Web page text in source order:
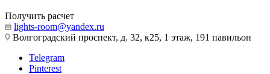
Получить расчет
lights-room@yandex.ru
Волгоградский проспект, д. 32, к25, 1 этаж, 191 павильон
Telegram
Pinterest